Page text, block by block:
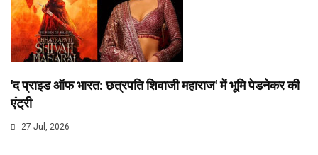
'द प्राइड ऑफ भारत: छत्रपति शिवाजी महाराज' में भूमि पेडनेकर की
एंट्री
27 Jul, 2026